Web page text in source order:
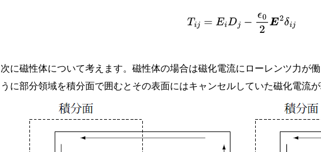
(7.3−4 )Tij =Ei Dj −ϵ02E2δij
次に磁性体について考えます。磁性体の場合は磁化電流にローレンツ力が
うに部分領域を積分面で囲むとその表面にはキャンセルしていた磁化電流が